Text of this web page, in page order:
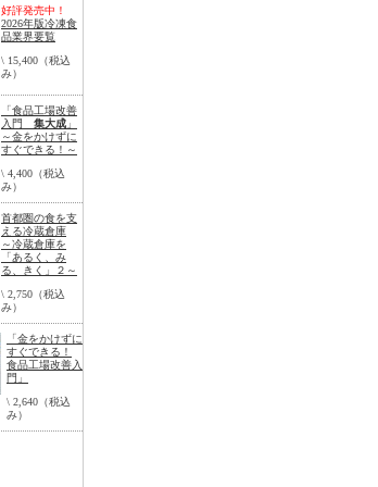
好評発売中！
2026年版冷凍食
品業界要覧
\ 15,400（税込
み）
「食品工場改善
入門 集大成 」
～金をかけずに
すぐできる！～
\ 4,400（税込
み）
首都圏の食を支
える冷蔵倉庫
～冷蔵倉庫を
「あるく、み
る、きく」２～
\ 2,750（税込
み）
「金をかけずに
すぐできる！
食品工場改善入
門」
\ 2,640（税込
み）